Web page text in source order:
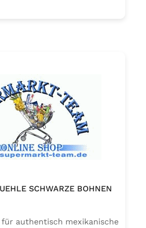
SCHWARZE BOHNEN
authentisch mexikanische